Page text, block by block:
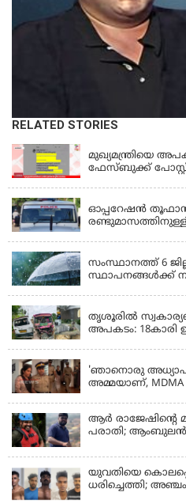
RELATED STORIES
KERALA
മുഖ്യമന്ത്രിയെ
ഓപ്പറേഷൻ തൂഫാൻ:
സംസ്ഥാനത്ത് 6 ജില്ലകളിലെ
സ്ഥാപനങ്ങൾക്ക്
തൃശൂരിൽ
അപകടം: 18കാരി
'ഞാനൊരു
അമ്മയാണ്‌, MDMA
ആര്‍ രാജേഷിന്റെ
പരാതി;
ഫ്രീസര്‍
യുവതിയെ
ധരിച്ചെത്തി;